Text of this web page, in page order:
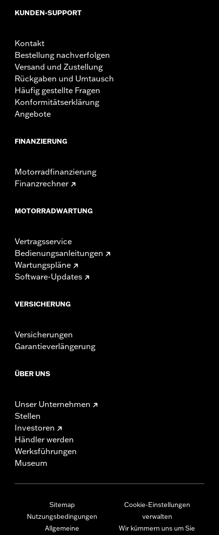
KUNDEN-SUPPORT
Kontakt
Bestellung nachverfolgen
Versand und Zustellung
Rückgaben und Umtausch
Häufig gestellte Fragen
Konformitätserklärung
Angebote
FINANZIERUNG
Motorradfinanzierung
Finanzrechner
MOTORRADWARTUNG
Vertragsservice
Bedienungsanleitungen
Wartungspläne
Software-Updates
VERSICHERUNG
Versicherungen
Garantieverlängerung
ÜBER UNS
Unser Unternehmen
Stellen
Investoren
Händler werden
Werksführungen
Museum
Sitemap
Nutzungsbedingungen
Allgemeine
Cookie-Einstellungen
verwalten
Wir kümmern uns um Sie